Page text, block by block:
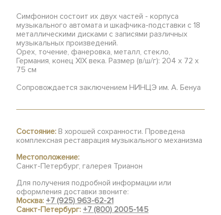
Симфонион состоит их двух частей - корпуса
музыкального автомата и шкафчика-подставки с 18
металлическими дисками с записями различных
музыкальных произведений.
Орех, точение, фанеровка, металл, стекло,
Германия, конец XIX века. Размер (в/ш/г): 204 х 72 х
75 см
Сопровождается заключением НИНЦЭ им. А. Бенуа
Состояние: В хорошей сохранности. Проведена
комплексная реставрация музыкального механизма
Местоположение:
Санкт-Петербург, галерея Трианон
Для получения подробной информации или
оформления доставки звоните:
Москва:+7 (925) 963-62-21
Санкт-Петербург:+7 (800) 2005-145